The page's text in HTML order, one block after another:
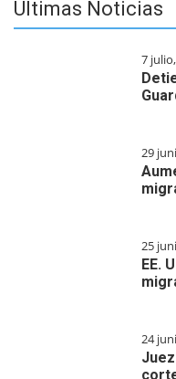
Últimas Noticias
7
29
25
EE.
24